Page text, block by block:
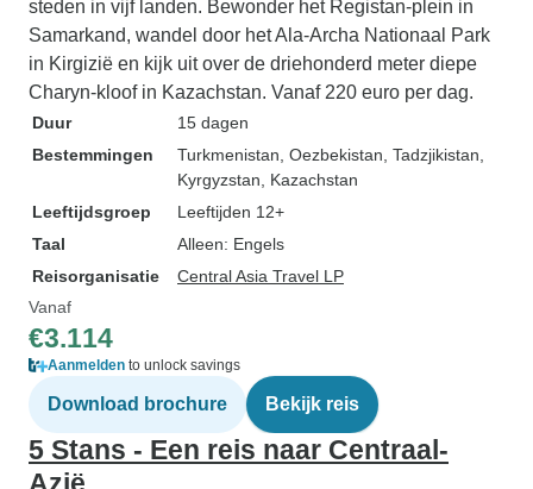
steden in vijf landen. Bewonder het Registan-plein in
Samarkand, wandel door het Ala-Archa Nationaal Park
in Kirgizië en kijk uit over de driehonderd meter diepe
Charyn-kloof in Kazachstan. Vanaf 220 euro per dag.
Duur
15 dagen
Bestemmingen
Turkmenistan , Oezbekistan , Tadzjikistan
Kyrgyzstan , Kazachstan
Leeftijdsgroep
Leeftijden 12+
Taal
Alleen: Engels
Reisorganisatie
Central Asia Travel LP
Vanaf
€3.114
Aanmelden to unlock savings
Download brochure Bekijk reis
5 Stans - Een reis naar Centraal-